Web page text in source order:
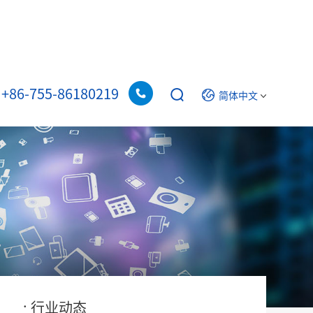
+86-755-86180219 简体中文
. 行业动态